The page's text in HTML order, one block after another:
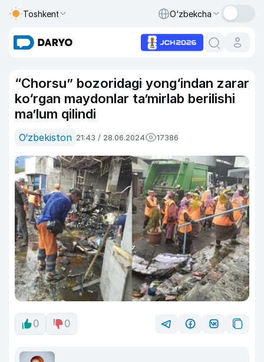
Toshkent O‘zbekcha
“Chorsu” bozoridagi yong‘indan zarar
ko‘rgan maydonlar taʼmirlab berilishi
ma’lum qilindi
O‘zbekiston 21:43 / 28.06.2024 17386
0 0